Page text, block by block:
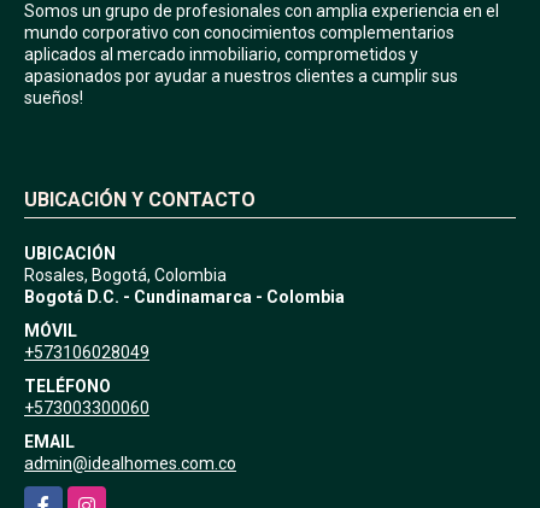
Somos un grupo de profesionales con amplia experiencia en el
mundo corporativo con conocimientos complementarios
aplicados al mercado inmobiliario, comprometidos y
apasionados por ayudar a nuestros clientes a cumplir sus
sueños!
UBICACIÓN Y CONTACTO
UBICACIÓN
Rosales, Bogotá, Colombia
Bogotá D.C. - Cundinamarca - Colombia
MÓVIL
+573106028049
TELÉFONO
+573003300060
EMAIL
admin@idealhomes.com.co
FacebookInstagram